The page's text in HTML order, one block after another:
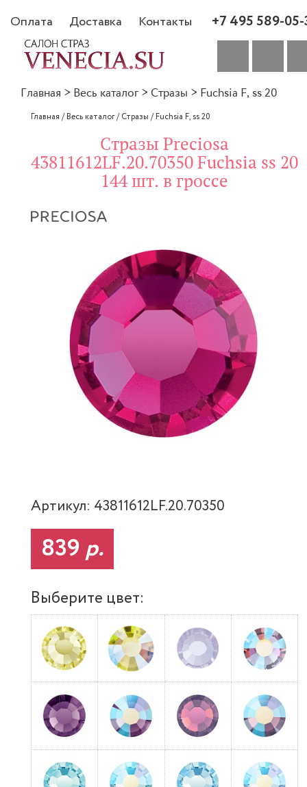
Оплата Доставка Контакты +7 495 589-
Главная > Весь каталог > Стразы > Fuchsia F, ss 20
Главная /Весь каталог/Стразы /Fuchsia F, ss 20
Стразы Preciosa
43811612LF.20.70350 Fuchsia ss 20
144 шт. в гроссе
Артикул: 43811612LF.20.70350
839 р.
Выберите цвет: